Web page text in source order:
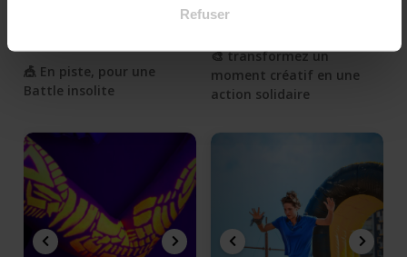
Refuser
🎪 En piste, pour une
Battle insolite
Shoes for Good
🎨 transformez un
moment créatif en une
action solidaire